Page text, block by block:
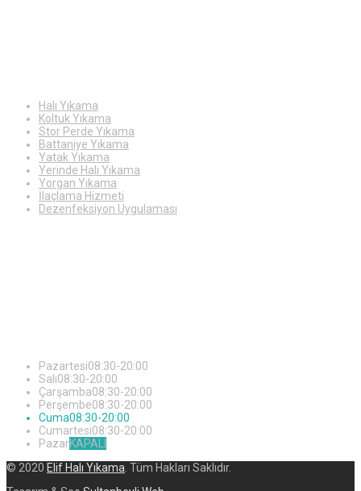
Halı Yıkama
Koltuk Yıkama
Stor Perde Yıkama
Battaniye Yıkama
Yatak Yıkama
Yerinde Halı Yıkama
Yorgan Yıkama
İlaçlama Hizmeti
Dezenfeksiyon Uygulaması
Pazartesi08:30-20:00
Salı08:30-20:00
Çarşamba08:30-20:00
Perşembe08:30-20:00
Cuma08:30-20:00
Cumartesi08:30-20:00
PazarKAPALI
© 2020 Elif Halı Yıkama . Tüm Hakları Saklıdır.